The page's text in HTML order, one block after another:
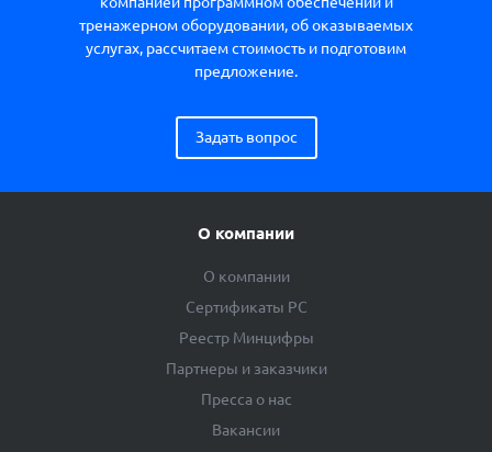
тренажерном оборудовании, об оказываемых
услугах, рассчитаем стоимость и подготовим
предложение.
Задать вопрос
О компании
О компании
Сертификаты РС
Реестр Минцифры
Партнеры и заказчики
Пресса о нас
Вакансии